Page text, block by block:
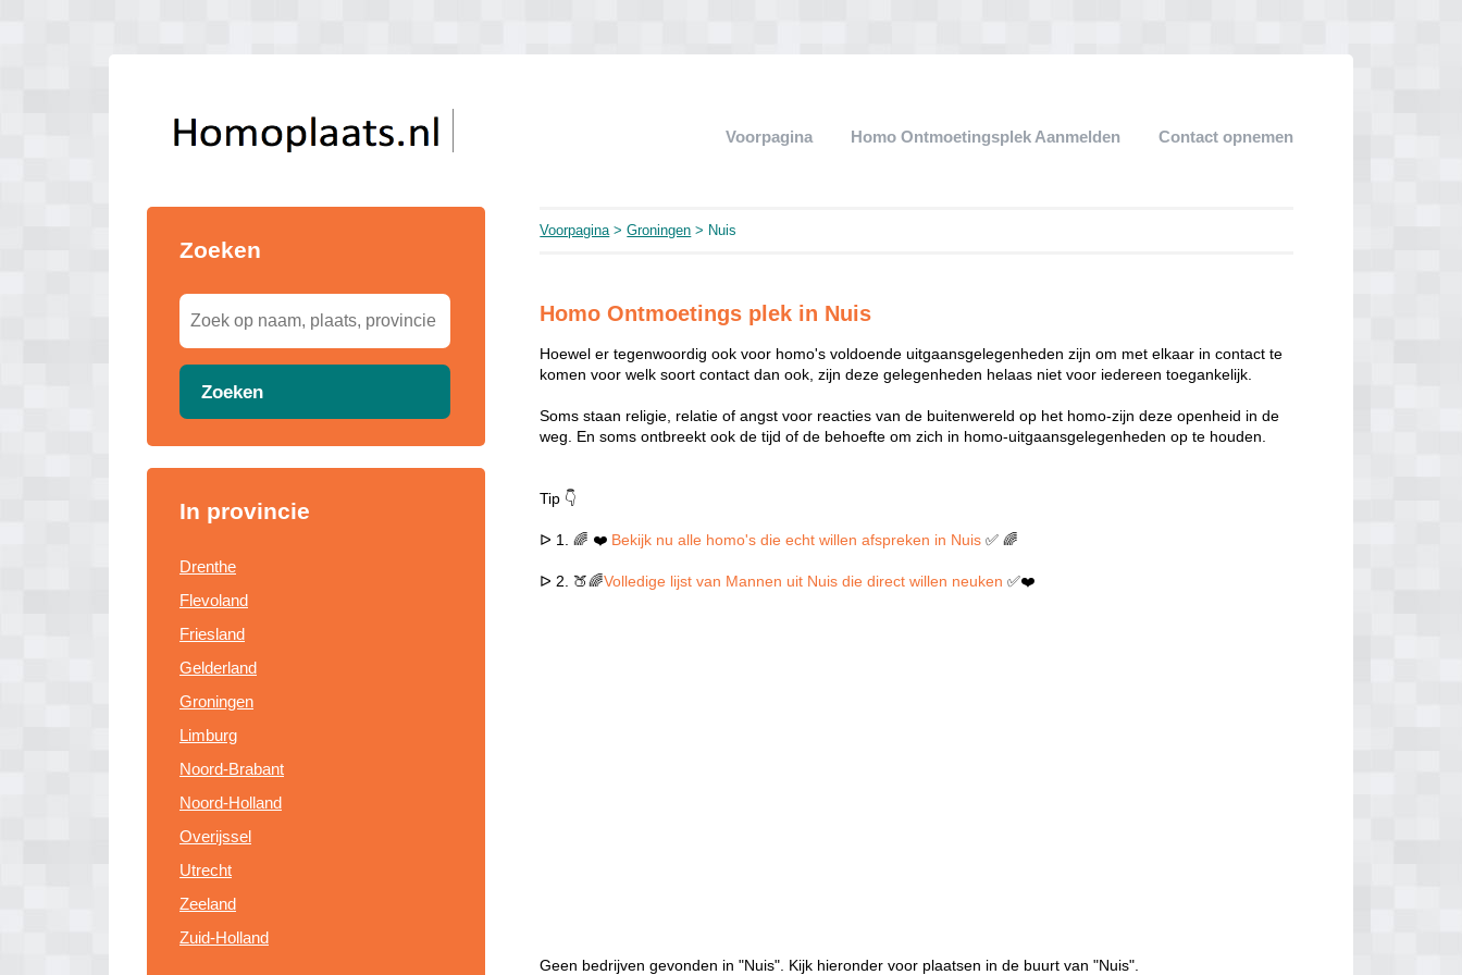
Voorpagina Homo Ontmoetingsplek Aanmelden Contact opnemen
Zoeken
Zoeken
In provincie
Drenthe
Flevoland
Friesland
Gelderland
Groningen
Limburg
Noord-Brabant
Noord-Holland
Overijssel
Utrecht
Zeeland
Zuid-Holland
Voorpagina>Groningen > Nuis
Homo Ontmoetings plek in Nuis
Hoewel er tegenwoordig ook voor homo's voldoende uitgaansgelegenheden zijn om met elkaar in contact te
komen voor welk soort contact dan ook, zijn deze gelegenheden helaas niet voor iedereen toegankelijk.
Soms staan religie, relatie of angst voor reacties van de buitenwereld op het homo-zijn deze openheid in de
weg. En soms ontbreekt ook de tijd of de behoefte om zich in homo-uitgaansgelegenheden op te houden.
Tip 👇
ᐅ 1. 🌈 ❤️ Bekijk nu alle homo's die echt willen afspreken in Nuis ✅ 🌈
ᐅ 2. 🍑🌈Volledige lijst van Mannen uit Nuis die direct willen neuken✅❤️
Geen bedrijven gevonden in "Nuis". Kijk hieronder voor plaatsen in de buurt van "Nuis".